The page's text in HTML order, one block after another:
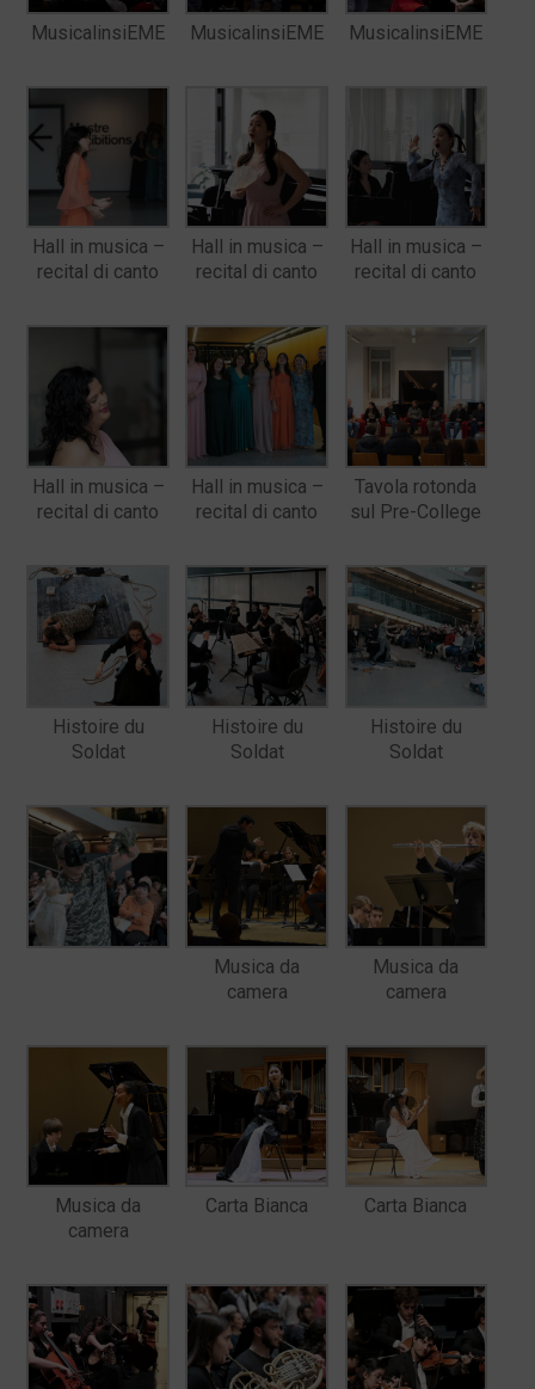
MusicalinsiEME MusicalinsiEME MusicalinsiEME
Hall in musica –
recital di canto
Hall in musica –
recital di canto
Hall in musica –
recital di canto
Hall in musica –
recital di canto
Hall in musica –
recital di canto
Tavola rotonda
sul Pre-College
Histoire du
Soldat
Histoire du
Soldat
Histoire du
Soldat
Musica da
camera
Musica da
camera
Musica da
camera
Carta Bianca Carta Bianca